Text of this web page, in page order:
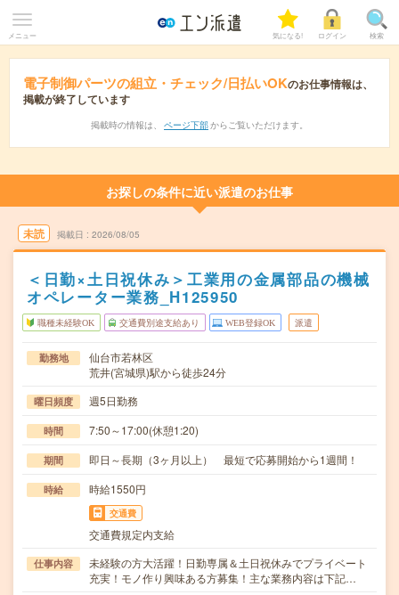
メニュー 気になる! ログイン 検索
電子制御パーツの組立・チェック/日払いOKのお仕事情報は、
掲載が終了しています
掲載時の情報は、 ページ下部 からご覧いただけます。
お探しの条件に近い派遣のお仕事
未読 掲載日 2026/08/05
＜日勤×土日祝休み＞工業用の金属部品の機械
オペレーター業務_H125950
職種未経験OK 交通費別途支給あり WEB登録OK 派遣
勤務地
仙台市若林区
荒井(宮城県)駅から徒歩24分
曜日頻度 週5日勤務
時間 7:50～17:00(休憩1:20)
期間 即日～長期（3ヶ月以上） 最短で応募開始から1週間！
時給 時給1550円
交通費
交通費規定内支給
仕事内容
未経験の方大活躍！日勤専属＆土日祝休みでプライベート
充実！モノ作り興味ある方募集！主な業務内容は下記…